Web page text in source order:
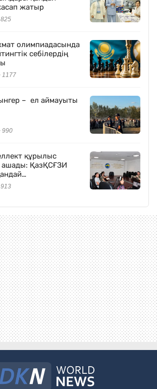
жатыр
825
олимпиадасында
себілердің
1177
– ел аймауыты
990
құрылыс
ҚазҚСҒЗИ
енгізеді
913